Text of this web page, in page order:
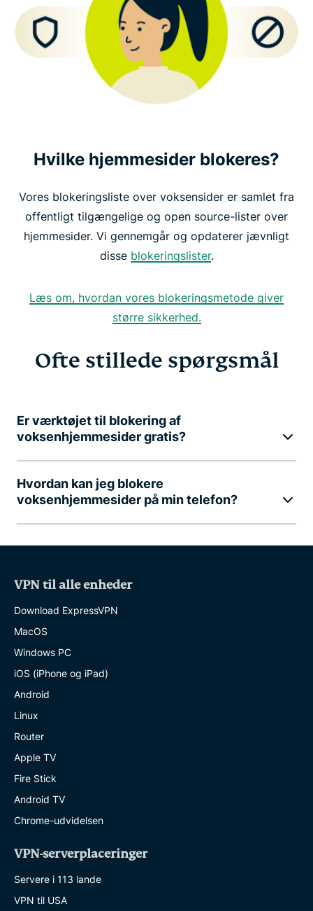
Hvilke hjemmesider blokeres?
Vores blokeringsliste over voksensider er samlet fra
offentligt tilgængelige og open source-lister over
hjemmesider. Vi gennemgår og opdaterer jævnligt
disse blokeringslister.
Læs om, hvordan vores blokeringsmetode giver
større sikkerhed.
Ofte stillede spørgsmål
Er værktøjet til blokering af
voksenhjemmesider gratis?
Hvordan kan jeg blokere
voksenhjemmesider på min telefon?
VPN til alle enheder
Download ExpressVPN
MacOS
Windows PC
iOS (iPhone og iPad)
Android
Linux
Router
Apple TV
Fire Stick
Android TV
Chrome-udvidelsen
VPN-serverplaceringer
Servere i 113 lande
VPN til USA